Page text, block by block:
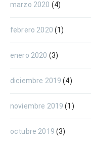
marzo 2020 (4)
febrero 2020 (1)
enero 2020 (3)
diciembre 2019 (4)
noviembre 2019 (1)
octubre 2019 (3)